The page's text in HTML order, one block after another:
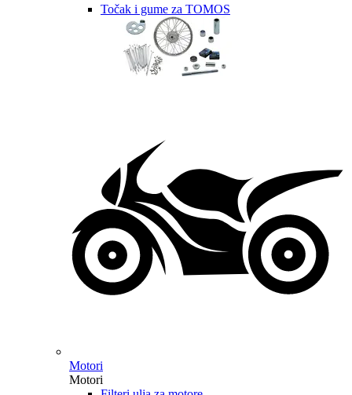
Točak i gume za TOMOS
Motori
Motori